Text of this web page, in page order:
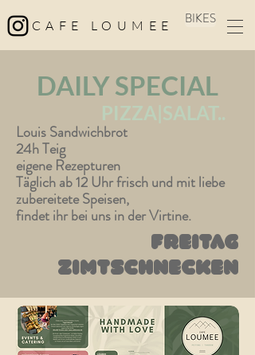
CAFE LOUMEE BIKES
Louis Sandwichbrot
24h Teig
eigene Rezepturen
Täglich ab 12 Uhr frisch und mit liebe
zubereitete Speisen,
findet ihr bei uns in der Virtine.
DAILY SPECIAL
Freitag
Zimtschnecken